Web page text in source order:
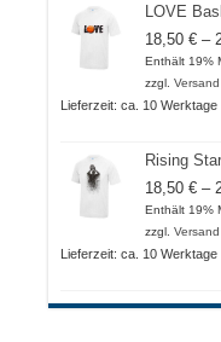
LOVE
18,50 € –
Enthält 19%
zzgl. Versand
Lieferzeit: ca. 10 Werktage
Rising Star
18,50 € –
Enthält 19%
zzgl. Versand
Lieferzeit: ca. 10 Werktage